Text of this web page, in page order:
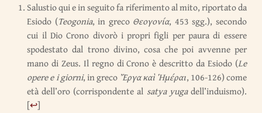
Salustio qui e in seguito fa riferimento al mito, riportato da
Esiodo (Teogonia, in greco Θεογονία, 453 sgg.), secondo
cui il Dio Crono divorò i propri figli per paura di essere
spodestato dal trono divino, cosa che poi avvenne per
mano di Zeus. Il regno di Crono è descritto da Esiodo (Le
opere e i giorni, in greco Ἔργα καὶ Ἡμέραι, 106-126) come
età dell’oro (corrispondente al satya yugadell’induismo).
[↩]